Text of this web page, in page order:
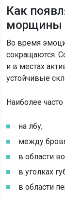
Как
морщины
Во время
сокращаются.
и в местах
устойчивые
Наиболее
на лбу;
между
в области
в уголках
в области